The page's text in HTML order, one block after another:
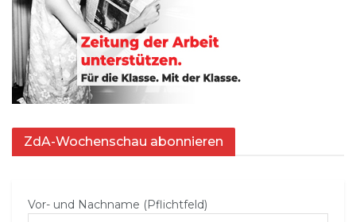
ZdA-Wochenschau abonnieren
Vor- und Nachname (Pflichtfeld)